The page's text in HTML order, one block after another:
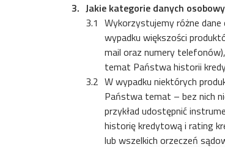
Jakie kategorie danych
Wykorzystujemy różne
wypadku większości
mail oraz numery
temat Państwa historii
W wypadku niektórych
Państwa temat – bez nich
przykład udostępnić
historię kredytową i rating
lub wszelkich orzeczeń